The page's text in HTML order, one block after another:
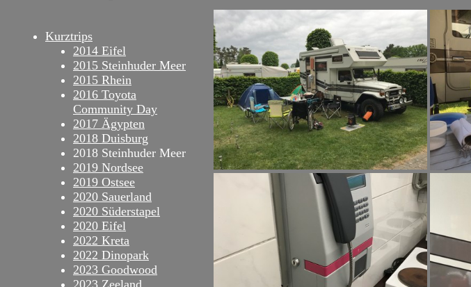
Kurztrips
2014 Eifel
2015 Steinhuder Meer
2015 Rhein
2016 Toyota
Community Day
2017 Ägypten
2018 Duisburg
2018 Steinhuder Meer
2019 Nordsee
2019 Ostsee
2020 Sauerland
2020 Süderstapel
2020 Eifel
2022 Kreta
2022 Dinopark
2023 Goodwood
2023 Zeeland